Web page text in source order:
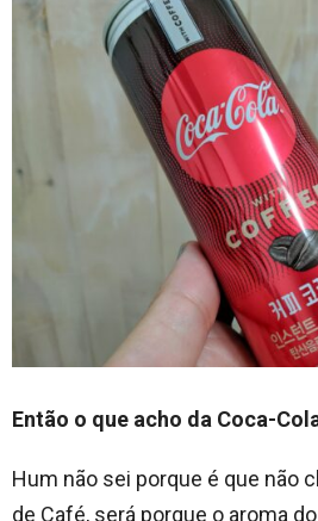
Então o que acho da Coca-
Hum não sei porque é que não
de Café, será porque o aroma